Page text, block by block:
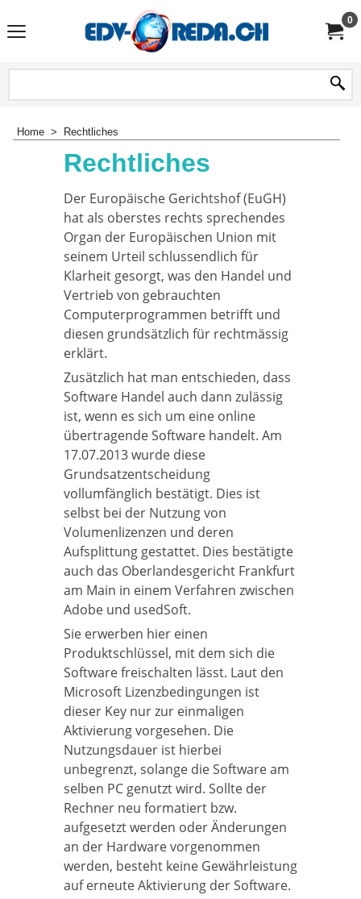
0
Home > Rechtliches
Rechtliches
Der Europäische Gerichtshof (EuGH)
hat als oberstes rechts sprechendes
Organ der Europäischen Union mit
seinem Urteil schlussendlich für
Klarheit gesorgt, was den Handel und
Vertrieb von gebrauchten
Computerprogrammen betrifft und
diesen grundsätzlich für rechtmässig
erklärt.
Zusätzlich hat man entschieden, dass
Software Handel auch dann zulässig
ist, wenn es sich um eine online
übertragende Software handelt. Am
17.07.2013 wurde diese
Grundsatzentscheidung
vollumfänglich bestätigt. Dies ist
selbst bei der Nutzung von
Volumenlizenzen und deren
Aufsplittung gestattet. Dies bestätigte
auch das Oberlandesgericht Frankfurt
am Main in einem Verfahren zwischen
Adobe und usedSoft.
Sie erwerben hier einen
Produktschlüssel, mit dem sich die
Software freischalten lässt. Laut den
Microsoft Lizenzbedingungen ist
dieser Key nur zur einmaligen
Aktivierung vorgesehen. Die
Nutzungsdauer ist hierbei
unbegrenzt, solange die Software am
selben PC genutzt wird. Sollte der
Rechner neu formatiert bzw.
aufgesetzt werden oder Änderungen
an der Hardware vorgenommen
werden, besteht keine Gewährleistung
auf erneute Aktivierung der Software.